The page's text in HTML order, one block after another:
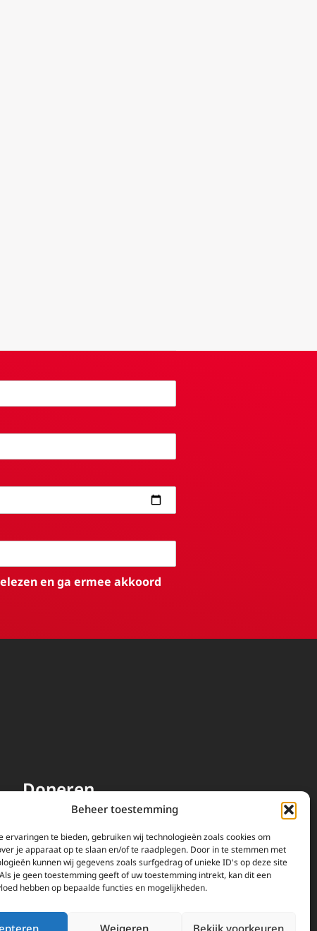
Beheer toestemming
ervaringen te bieden, gebruiken wij technologieën zoals cookies om
je apparaat op te slaan en/of te raadplegen. Door in te stemmen met
kunnen wij gegevens zoals surfgedrag of unieke ID's op deze site
je geen toestemming geeft of uw toestemming intrekt, kan dit een
hebben op bepaalde functies en mogelijkheden.
Weigeren Bekijk voorkeuren
en ga ermee akkoord
Doneren
EWTN wordt uitsluitend
gefinancierd door uw donaties.
Wij ontvangen bewust geen
advertentie-inkomsten of
kerkelijke financiele
Doneren